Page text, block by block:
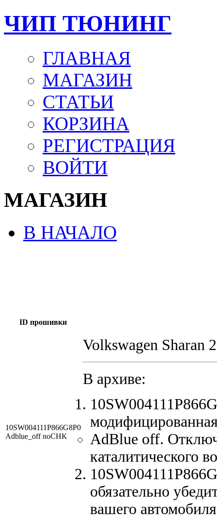
ЧИП ТЮНИНГ
ГЛАВНАЯ
МАГАЗИН
СТАТЬИ
КОРЗИНА
РЕГИСТРАЦИЯ
ВОЙТИ
МАГАЗИН
В НАЧАЛО
ID прошивки
10SW004111P866G8P0
Adblue_off noCHK
Volkswagen Sharan
В архиве:
AdBlue off.
каталитического
обязательно
вашего автомобиля